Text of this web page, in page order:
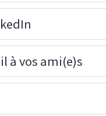
à vos ami(e)s